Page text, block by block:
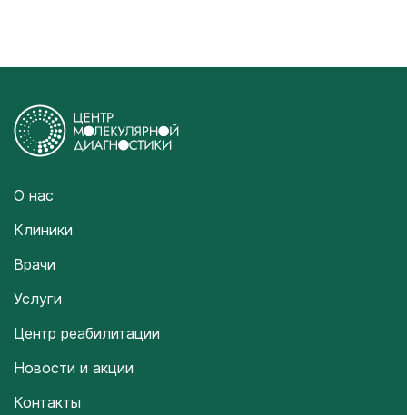
О нас
Клиники
Врачи
Услуги
Центр реабилитации
Новости и акции
Контакты